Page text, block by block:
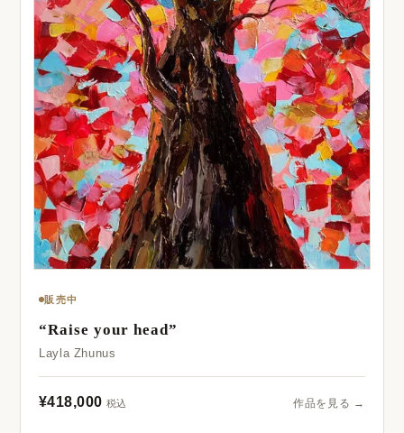
販売中
“Raise your head”
Layla Zhunus
¥418,000 税込 作品を見る →